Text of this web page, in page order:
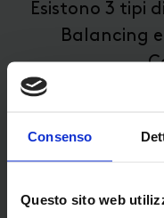
Consenso
Questo sito web
Esistono 3 tipi
Balancing
Questa tipologia